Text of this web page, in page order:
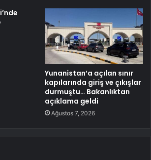
Yunanistan’a açılan sınır
kapılarında giriş ve çıkışlar
durmuştu… Bakanlıktan
açıklama geldi
Ağustos 7, 2026